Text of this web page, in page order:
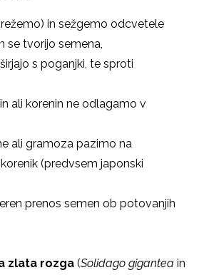
in sežgemo odcvetele
se tvorijo semena,
s poganjki, te sproti
ali korenin ne odlagamo v
ali gramoza pazimo na
(predvsem japonski
prenos semen ob potovanjih
zlata rozga (Solidago gigantea in